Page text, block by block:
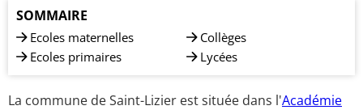
SOMMAIRE
Ecoles maternelles
Ecoles primaires
Collèges
Lycées
La commune de Saint-Lizier est située dans l'Académie